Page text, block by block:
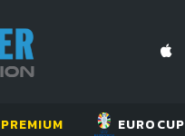
PREMIUM EUROCUP